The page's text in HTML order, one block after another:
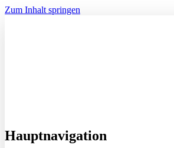
Zum Inhalt springen
Hauptnavigation